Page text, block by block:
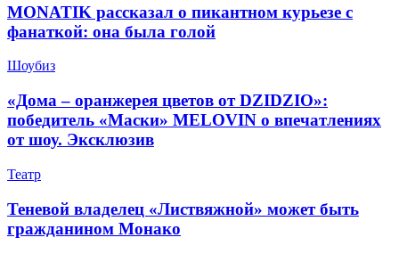
MONATIK рассказал о пикантном курьезе с
фанаткой: она была голой
Шоубиз
«Дома – оранжерея цветов от DZIDZIO»:
победитель «Маски» MELOVIN о впечатлениях
от шоу. Эксклюзив
Театр
Теневой владелец «Листвяжной» может быть
гражданином Монако